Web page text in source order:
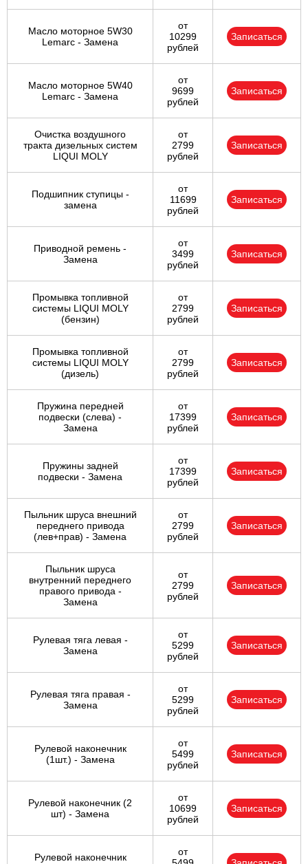
Масло моторное 5W30
Lemarc - Замена
от
10299
рублей
Записаться
Масло моторное 5W40
Lemarc - Замена
от
9699
рублей
Записаться
Очистка воздушного
тракта дизельных систем
LIQUI MOLY
от
2799
рублей
Записаться
Подшипник ступицы -
замена
от
11699
рублей
Записаться
Приводной ремень -
Замена
от
3499
рублей
Записаться
Промывка топливной
системы LIQUI MOLY
(бензин)
от
2799
рублей
Записаться
Промывка топливной
системы LIQUI MOLY
(дизель)
от
2799
рублей
Записаться
Пружина передней
подвески (слева) -
Замена
от
17399
рублей
Записаться
Пружины задней
подвески - Замена
от
17399
рублей
Записаться
Пыльник шруса внешний
переднего привода
(лев+прав) - Замена
от
2799
рублей
Записаться
Пыльник шруса
внутренний переднего
правого привода -
Замена
от
2799
рублей
Записаться
Рулевая тяга левая -
Замена
от
5299
рублей
Записаться
Рулевая тяга правая -
Замена
от
5299
рублей
Записаться
Рулевой наконечник
(1шт.) - Замена
от
5499
рублей
Записаться
Рулевой наконечник (2
шт) - Замена
от
10699
рублей
Записаться
Рулевой наконечник
от